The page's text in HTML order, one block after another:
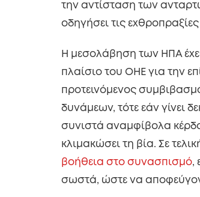
την αντίσταση των
οδηγήσει τις
Η μεσολάβηση των ΗΠΑ
πλαίσιο του ΟΗΕ για την
προτεινόμενος
δυνάμεων, τότε εάν γίνει
συνιστά αναμφίβολα
κλιμακώσει τη βία. Σε
βοήθεια στο συνασπισμό,
σωστά, ώστε να